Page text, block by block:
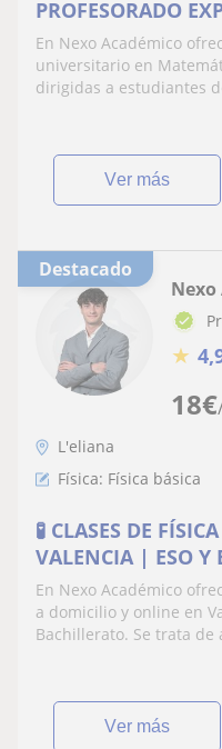
PROFESORADO
En Nexo Académico
universitario en
dirigidas a estudiantes
ver más
Destacado
18€
Nexo
★
L'eliana
Física: Física básica
🧪 CLASES DE
VALENCIA | ESO Y
En Nexo Académico
a domicilio y online en
Bachillerato. Se trata de
ver más